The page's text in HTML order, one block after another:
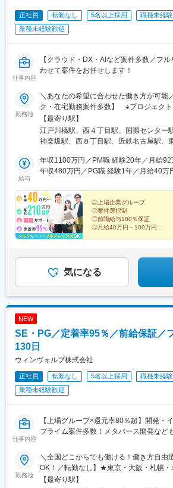
筋駅、県庁前駅(愛媛県)、高見馬場駅、
附駅、向原駅(東京都)、人形町駅、新大
泉岳寺駅、虎ノ門ヒルズ駅、巣鴨新田駅
町駅、浅草駅(ＴＸ)、大崎広小路駅、面
新橋駅、柳小路駅、八丁畷駅、星川駅、
船駅、北与野駅、大阪城公園駅、なんば
にわ橋駅、渡辺橋駅、新大阪駅、西大橋
駅、大阪天満宮駅、西元町駅、計算科学
駅、西院駅(京福線)、くいな橋駅、桂川
屋市営)、大門駅(愛知県)、矢田駅(愛知県
駅、多屋駅、祇園駅(福岡県)、熊本駅前
駅(長野県)、福井駅(福井県)、横川駅、市
駅、立川南駅、北１２条駅、仙台駅(地
駅、名鉄名古屋駅、新富町駅(富山県)、
交通)、西川緑道公園駅、本通駅、旦過駅
寺交差点駅、市役所前駅(愛媛県)、甲東
池山王駅、東池袋四丁目駅、西武新宿駅
駅、築地市場駅、神奈川駅、京急川崎駅
波駅、東淀川駅、扇町駅(大阪府)、西新
日駅、平安通駅、大須観音駅、中洲川端
口駅、スタジアムシティノース駅、七ツ
横川一丁目駅、袋町駅、バスセンター前
正社員 転勤なし 5名以上採用
職種未経
業種未経験歓迎
仕事内容
【クラウド・DX・AIなど案件多数／フ
わせて案件をお任せします！
勤務地
＼あなたの希望に合わせた働き方が可能
ク・在宅勤務案件多数】 ※プロジェク
社：東京都新宿区山吹町346ー6
戸川橋駅」から徒歩3分／「神楽坂駅」
店：北海道札幌市中央区南2条西五丁目
4-10 アルティメイト名駅1st アクセス：
徒歩3分／「名古屋駅」から徒歩7分■大
2分／「梅田駅」から徒歩5分■福岡支店
神4-6-28 いちご天神ノースビル アクセ
6分／「西鉄福岡（天神）駅」から徒歩8
オフィス敷地内全面禁煙※今回募集してい
道府県すべてで勤務可能です
【最寄り駅】
江戸川橋駅、西４丁目駅、国際センター
神楽坂駅、西８丁目駅、近鉄名古屋駅、
給与
年収1100万円／PM職 経験20年／月給92
年収480万円／PG職 経験1年／月給40万
◎上場企業グループ
◎案件選択制
◎前職給与100％保証
◎月給40万円～100万円
～数字でわかる環境と実績。
を～
気になる
NEW
SE・PG／定着率95％／前給保証／
130日
ウィンヴォルブ株式会社
正社員 転勤なし 5名以上採用
職種未経
業種未経験歓迎
仕事内容
【上場グループ×還元率80％超】開発・
プライム案件多数！メタバース開発など
勤務地
＼全国どこからでも働ける！働き方自由
OK！／転勤なし】★東京・大阪・札幌・
※希望を考慮し決定いたします。【本社
【最寄り駅】